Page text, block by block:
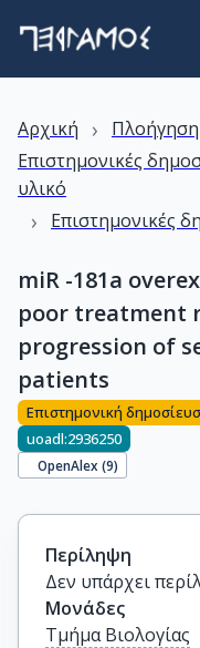
Αρχική › Πλοήγηση
Επιστημονικές
υλικό
› Επιστημονικές
miR -181a
poor treatment
progression of
patients
Επιστημονική
uoadl:2936250
OpenAlex (9)
Περίληψη
Δεν υπάρχει
Μονάδες
Τμήμα Βιολογίας